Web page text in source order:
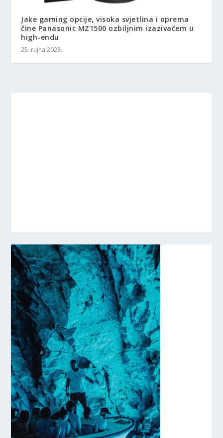
Jake gaming opcije, visoka svjetlina i oprema
čine Panasonic MZ1500 ozbiljnim izazivačem u
high-endu
25. rujna 2023.